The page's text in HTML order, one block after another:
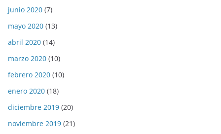
junio 2020 (7)
mayo 2020 (13)
abril 2020 (14)
marzo 2020 (10)
febrero 2020 (10)
enero 2020 (18)
diciembre 2019 (20)
noviembre 2019 (21)